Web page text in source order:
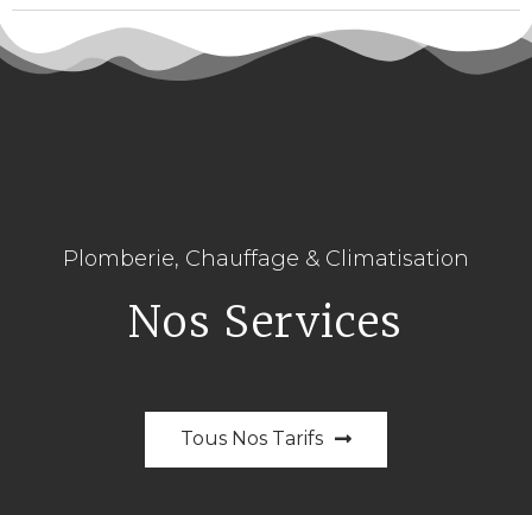
Plomberie, Chauffage & Climatisation
Nos Services
Tous Nos Tarifs